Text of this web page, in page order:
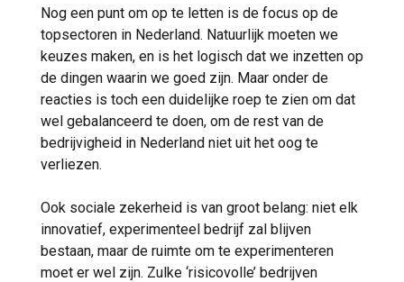
Nog een punt om op te letten is de focus op de
topsectoren in Nederland. Natuurlijk moeten we
keuzes maken, en is het logisch dat we inzetten op
de dingen waarin we goed zijn. Maar onder de
reacties is toch een duidelijke roep te zien om dat
wel gebalanceerd te doen, om de rest van de
bedrijvigheid in Nederland niet uit het oog te
verliezen.
Ook sociale zekerheid is van groot belang: niet elk
innovatief, experimenteel bedrijf zal blijven
bestaan, maar de ruimte om te experimenteren
moet er wel zijn. Zulke ‘risicovolle’ bedrijven